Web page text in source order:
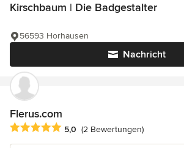
Kirschbaum | Die Badgestalter
Nachricht
56593 Horhausen
Flerus.com
Durchschnittliche Bewertung: 5 von 5
5,0 (2 Bewertungen)